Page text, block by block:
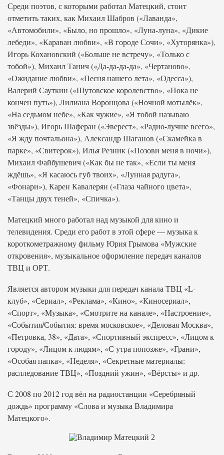
Среди поэтов, с которыми работал Матецкий, стоит
отметить таких, как Михаил Шабров («Лаванда»,
«Автомобили», «Было, но прошло», «Луна-луна», «Дикие
лебеди», «Караван любви», «В городе Сочи», «Хуторянка»),
Игорь Кохановский («Больше не встречу», «Только с
тобой»), Михаил Танич («Да-да-да-да», «Чертаново»,
«Ожидание любви», «Песня нашего лета», «Одесса»),
Валерий Сауткин («Шутовское королевство», «Пока не
кончен путь»), Лилиана Воронцова («Ночной мотылёк»,
«На седьмом небе», «Как чужие», «Я тобой называю
звёзды»), Игорь Шаферан («Эверест», «Радио-лучше всего»,
«Я жду почтальона»), Александр Шаганов («Скамейка в
парке», «Свитерок»), Илья Резник («Позови меня в ночи»),
Михаил Файбушевич («Как бы не так», «Если ты меня
ждёшь», «Я касаюсь губ твоих», «Лунная радуга»,
«Фонари»), Карен Кавалерян («Глаза чайного цвета»,
«Танцы двух теней», «Спичка»).
Матецкий много работал над музыкой для кино и
телевидения. Среди его работ в этой сфере — музыка к
короткометражному фильму Юрия Грымова «Мужские
откровения», музыкальное оформление передач каналов
ТВЦ и ОРТ.
Является автором музыки для передач канала ТВЦ «L-
клуб», «Сериал», «Реклама», «Кино», «Киносериал»,
«Спорт», «Музыка», «Смотрите на канале», «Настроение»,
«События/События: время московское», «Деловая Москва»,
«Петровка, 38», «Дата», «Спортивный экспресс», «Лицом к
городу», «Лицом к людям», «С утра попозже», «Грани»,
«Особая папка», «Неделя», «Секретные материалы:
раслледование ТВЦ», «Поздний ужин», «Вёрсты» и др.
С 2008 по 2012 год вёл на радиостанции «Серебряный
дождь» программу «Слова и музыка Владимира
Матецкого».